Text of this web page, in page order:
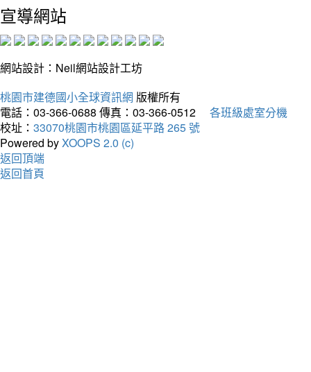
宣導網站
網站設計：Neil網站設計工坊
桃園市建德國小全球資訊網 版權所有
電話：03-366-0688 傳真：03-366-0512
各班級處室分機
校址： 33070桃園市桃園區延平路 265 號
Powered byXOOPS 2.0 (c)
返回頂端
返回首頁